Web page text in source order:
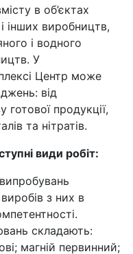
в об’єктах
інших виробництв,
і водного
У
Центр може
від
готової продукції,
та нітратів.
види робіт:
з них в
складають:
магній первинний;